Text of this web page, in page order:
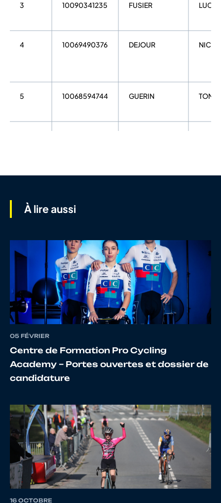
3 10090341235 FUSIER LUCAS
4 10069490376 DEJOUR
5 10068594744 GUERIN TOM
7 10115947922 ARROUET
10067918471
9 10091472903 ANGENARD
10 10135126842
MONTONNEAU
LE MELLAY
10147258613 BEZIER
10121845724 BOUTIN TOM
14 10133011232 BLANCHET
À lire aussi
05 FÉVRIER
Centre de Formation Pro Cycling
Academy – Portes ouvertes et dossier de
candidature
16 OCTOBRE